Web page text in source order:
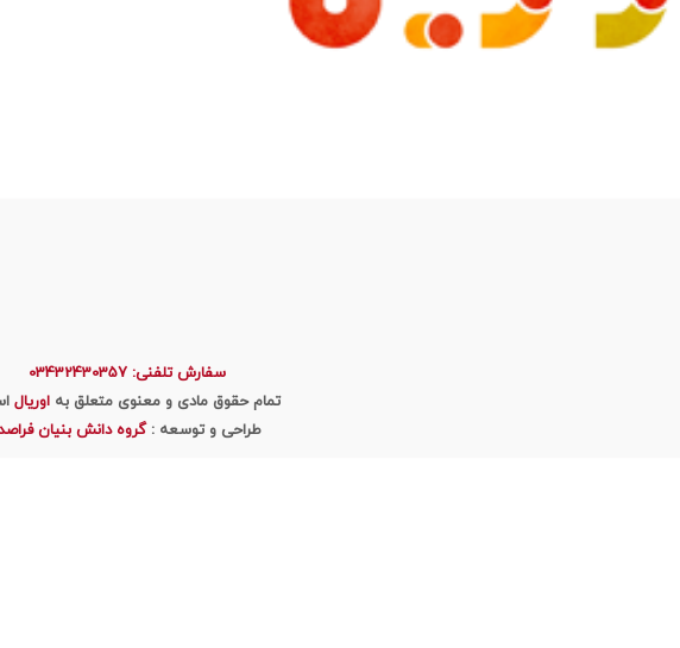
سفارش تلفنی: 03432430357
تمام حقوق مادی و معنوی متعلق بهاوریال
طراحی و توسعه :گروه دانش بنیان